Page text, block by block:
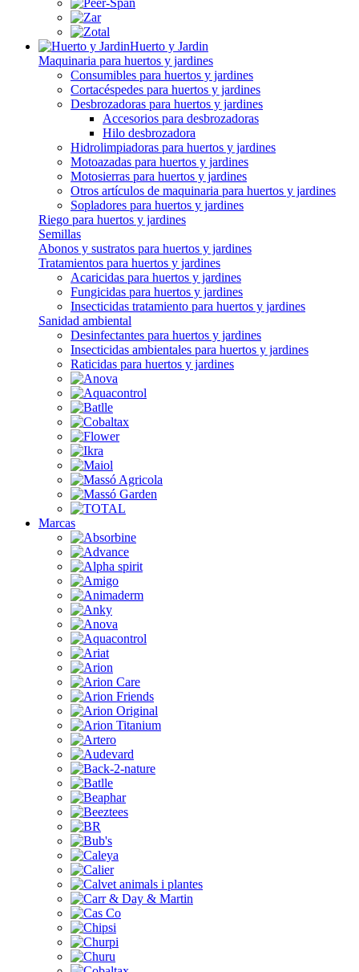
Huerto y Jardin
Maquinaria para huertos y jardines
Consumibles para huertos y jardines
Cortacéspedes para huertos y jardines
Desbrozadoras para huertos y jardines
Accesorios para desbrozadoras
Hilo desbrozadora
Hidrolimpiadoras para huertos y jardines
Motoazadas para huertos y jardines
Motosierras para huertos y jardines
Otros artículos de maquinaria para huertos y jardines
Sopladores para huertos y jardines
Riego para huertos y jardines
Semillas
Abonos y sustratos para huertos y jardines
Tratamientos para huertos y jardines
Acaricidas para huertos y jardines
Fungicidas para huertos y jardines
Insecticidas tratamiento para huertos y jardines
Sanidad ambiental
Desinfectantes para huertos y jardines
Insecticidas ambientales para huertos y jardines
Raticidas para huertos y jardines
Marcas